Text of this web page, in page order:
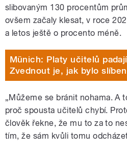
slibovaným 130 procentům
ovšem začaly klesat, v roce
a letos ještě o procento méně.
Münich: Platy učitelů
Zvednout je, jak bylo
„Můžeme se bránit nohama. A
proč spousta učitelů chybí.
člověk řekne, že mu to za to
tím, že sám kvůli tomu